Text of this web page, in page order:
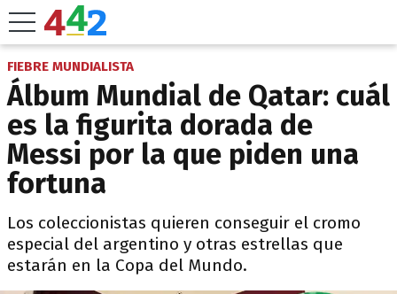
FIEBRE MUNDIALISTA
Álbum Mundial de Qatar: cuál
es la figurita dorada de
Messi por la que piden una
fortuna
Los coleccionistas quieren conseguir el cromo
especial del argentino y otras estrellas que
estarán en la Copa del Mundo.